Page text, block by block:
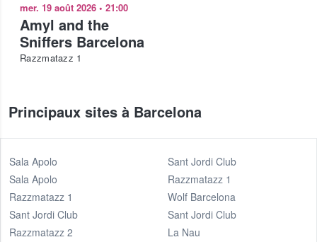
mer. 19 août 2026 • 21:00
Amyl and the
Sniffers Barcelona
Razzmatazz 1
Principaux sites à Barcelona
Sala Apolo
Sala Apolo
Razzmatazz 1
Sant Jordi Club
Razzmatazz 2
Sant Jordi Club
Razzmatazz 1
Wolf Barcelona
Sant Jordi Club
La Nau